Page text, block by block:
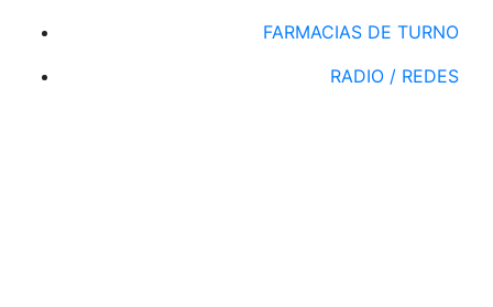
FARMACIAS DE TURNO
RADIO / REDES